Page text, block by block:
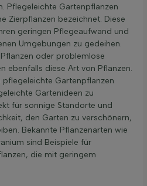
Pflegeleichte Gartenpflanzen
Zierpflanzen bezeichnet. Diese
geringen Pflegeaufwand und
Umgebungen zu gedeihen.
oder problemlose
ebenfalls diese Art von Pflanzen.
Gartenpflanzen
Gartenideen zu
für sonnige Standorte und
den Garten zu verschönern,
Bekannte Pflanzenarten wie
sind Beispiele für
die mit geringem